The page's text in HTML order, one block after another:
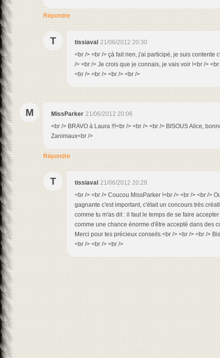
Répondre
T tissiaval 21/06/2012 20:30
<br /> <br /> çà fait rien, j'ai participé, je suis contente
/> <br /> Je crois que je connais, je vais voir !<br />
<br /> <br /> <br /> <br />
M MissParker 21/06/2012 20:06
<br /> BRAVO à Laura !!!<br /> <br /> <br /> BISOUS Alice,
Zanimaux<br />
Répondre
T tissiaval 21/06/2012 20:28
<br /> <br /> Coucou MissParker !<br /> <br /> <br />
gagnante c'est important, c'était un concours très
comme tu m'as dit : il faut le temps de se faire
comme une chance énorme d'être accepté dans des
Merci pour tes précieux conseils.<br /> <br /> <br />
<br /> <br /> <br />